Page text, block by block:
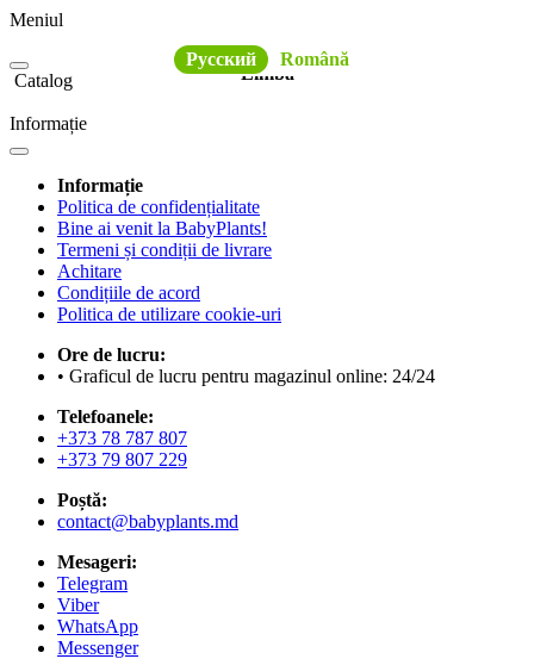
Meniul
Limba
Русский
Română
Catalog
Informație
Informație
Politica de confidențialitate
Bine ai venit la BabyPlants!
Termeni și condiții de livrare
Achitare
Condițiile de acord
Politica de utilizare cookie-uri
Ore de lucru:
• Graficul de lucru pentru magazinul online: 24/24
Telefoanele:
+373 78 787 807
+373 79 807 229
Poștă:
contact@babyplants.md
Mesageri:
Telegram
Viber
WhatsApp
Messenger